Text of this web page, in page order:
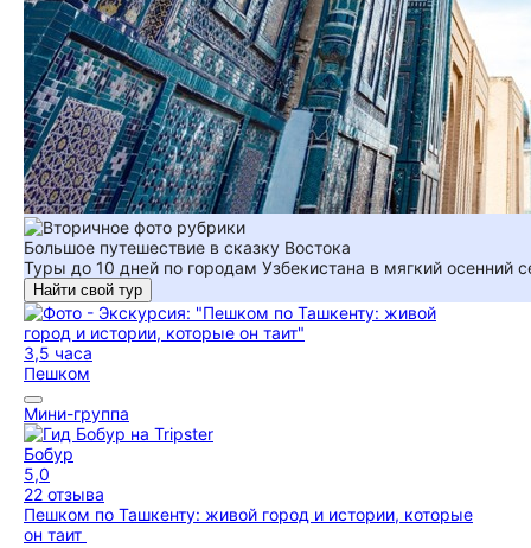
Большое путешествие в сказку Востока
Туры до 10 дней по городам Узбекистана в мягкий осенний
Найти свой тур
3,5 часа
Пешком
Мини-группа
Бобур
5,0
22 отзыва
Пешком по Ташкенту: живой город и истории, которые
он таит